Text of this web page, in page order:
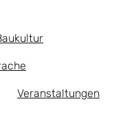
Veranstaltungen